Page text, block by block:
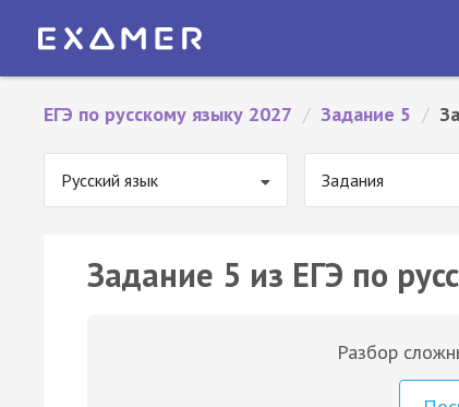
ЕГЭ по русскому языку 2027 / Задание 5 /
Русский язык Задания
Задание 5 из ЕГЭ по
Разбор